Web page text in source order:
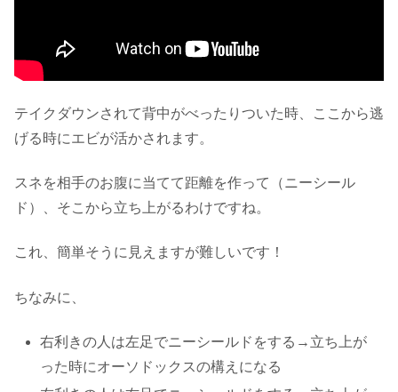
テイクダウンされて背中がべったりついた時、ここから逃
げる時にエビが活かされます。
スネを相手のお腹に当てて距離を作って（ニーシール
ド）、そこから立ち上がるわけですね。
これ、簡単そうに見えますが難しいです！
ちなみに、
右利きの人は左足でニーシールドをする→立ち上が
った時にオーソドックスの構えになる